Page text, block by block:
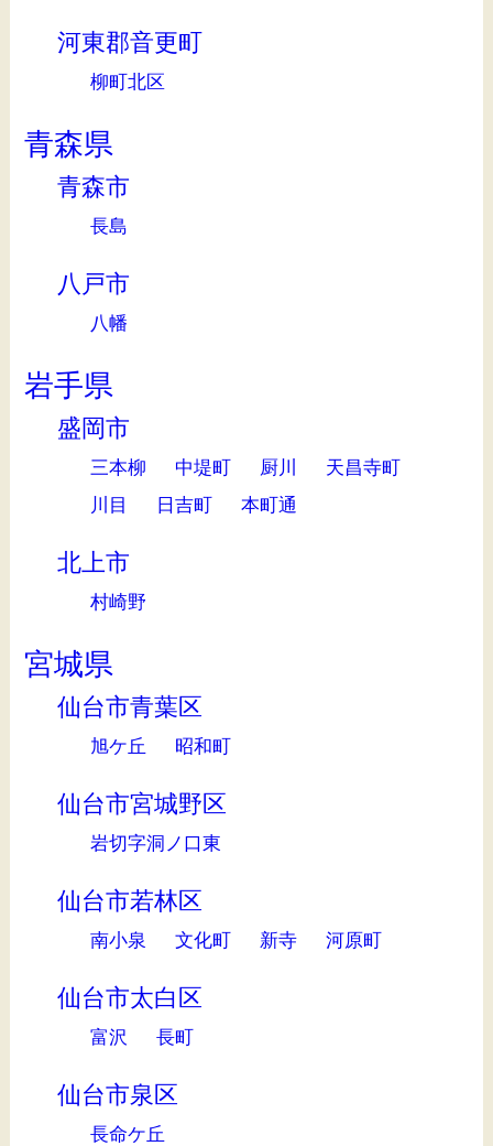
河東郡音更町
柳町北区
青森県
青森市
長島
八戸市
八幡
岩手県
盛岡市
三本柳 中堤町 厨川
天昌寺町
川目
日吉町 本町通
北上市
村崎野
宮城県
仙台市青葉区
旭ケ丘 昭和町
仙台市宮城野区
岩切字洞ノ口東
仙台市若林区
南小泉 文化町 新寺 河原町
仙台市太白区
富沢 長町
仙台市泉区
長命ケ丘